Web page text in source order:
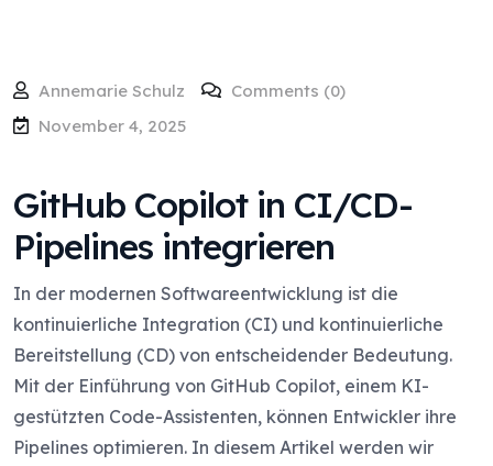
Annemarie Schulz
Comments (0)
November 4, 2025
GitHub Copilot in CI/CD-
Pipelines integrieren
In der modernen Softwareentwicklung ist die
kontinuierliche Integration (CI) und kontinuierliche
Bereitstellung (CD) von entscheidender Bedeutung.
Mit der Einführung von GitHub Copilot, einem KI-
gestützten Code-Assistenten, können Entwickler ihre
Pipelines optimieren. In diesem Artikel werden wir